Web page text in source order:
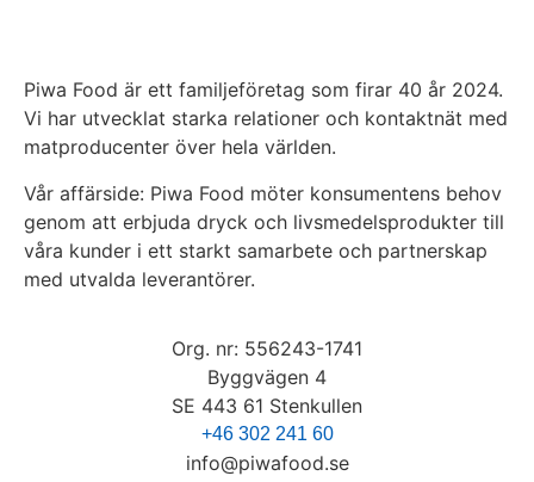
Piwa Food är ett familjeföretag som firar 40 år 2024.
Vi har utvecklat starka relationer och kontaktnät med
matproducenter över hela världen.
Vår affärside: Piwa Food möter konsumentens behov
genom att erbjuda dryck och livsmedelsprodukter till
våra kunder i ett starkt samarbete och partnerskap
med utvalda leverantörer.
Org. nr: 556243-1741​
Byggvägen 4
SE 443 61 Stenkullen
+46 302 241 60
info@piwafood.se